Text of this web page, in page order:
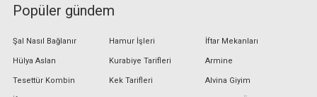
Popüler gündem
Şal Nasıl Bağlanır
Hülya Aslan
Tesettür Kombin
Hamur İşleri
Kurabiye Tarifleri
Kek Tarifleri
İftar Mekanları
Armine
Alvina Giyim